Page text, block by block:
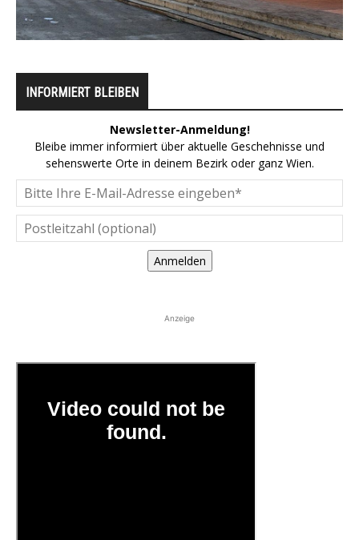
INFORMIERT BLEIBEN
Newsletter-Anmeldung!
Bleibe immer informiert über aktuelle Geschehnisse und
sehenswerte Orte in deinem Bezirk oder ganz Wien.
Anmelden
Anzeige